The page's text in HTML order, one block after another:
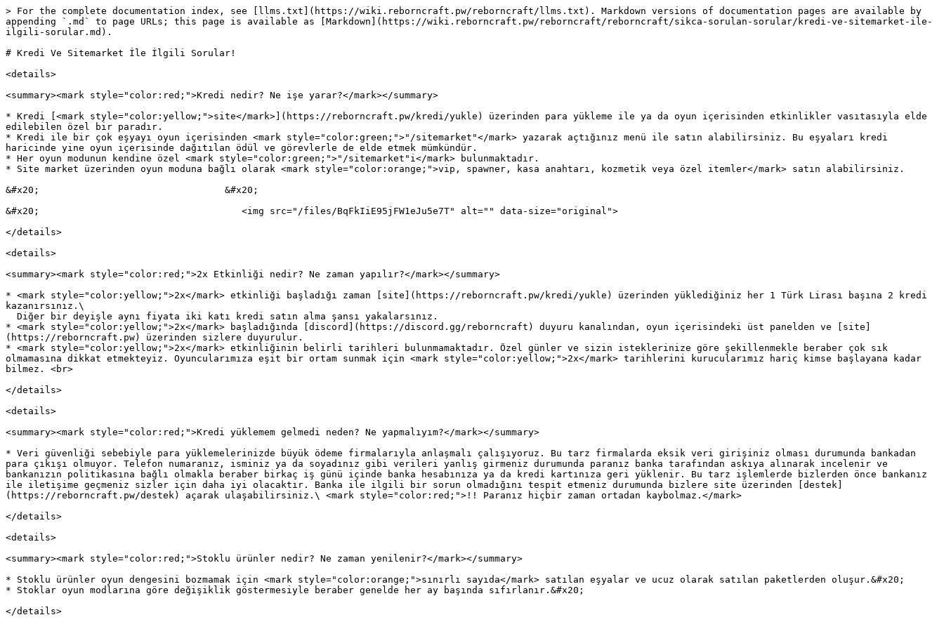
> For the complete documentation index, see [llms.txt](https://wiki.reborncraft.pw/reborncraft/llms.txt). Markdown versions of documentation pages are available by
appending `.md` to page URLs; this page is available as [Markdown](https://wiki.reborncraft.pw/reborncraft/reborncraft/sikca-sorulan-sorular/kredi-ve-sitemarket-ile-
ilgili-sorular.md).
# Kredi Ve Sitemarket İle İlgili Sorular!
<details>
<summary><mark style="color:red;">Kredi nedir? Ne işe yarar?</mark></summary>
* Kredi [<mark style="color:yellow;">site</mark>](https://reborncraft.pw/kredi/yukle) üzerinden para yükleme ile ya da oyun içerisinden etkinlikler vasıtasıyla elde
edilebilen özel bir paradır.
* Kredi ile bir çok eşyayı oyun içerisinden <mark style="color:green;">"/sitemarket"</mark> yazarak açtığınız menü ile satın alabilirsiniz. Bu eşyaları kredi
haricinde yine oyun içerisinde dağıtılan ödül ve görevlerle de elde etmek mümkündür.
* Her oyun modunun kendine özel <mark style="color:green;">"/sitemarket"i</mark> bulunmaktadır.
* Site market üzerinden oyun moduna bağlı olarak <mark style="color:orange;">vip, spawner, kasa anahtarı, kozmetik veya özel itemler</mark> satın alabilirsiniz.
&#x20;                                 &#x20;
&#x20;                                    <img src="/files/BqFkIiE95jFW1eJu5e7T" alt="" data-size="original">
</details>
<details>
<summary><mark style="color:red;">2x Etkinliği nedir? Ne zaman yapılır?</mark></summary>
* <mark style="color:yellow;">2x</mark> etkinliği başladığı zaman [site](https://reborncraft.pw/kredi/yukle) üzerinden yüklediğiniz her 1 Türk Lirası başına 2 kredi
kazanırsınız.\
* <mark style="color:yellow;">2x</mark> başladığında [discord](https://discord.gg/reborncraft) duyuru kanalından, oyun içerisindeki üst panelden ve [site]
(https://reborncraft.pw) üzerinden sizlere duyurulur.
* <mark style="color:yellow;">2x</mark> etkinliğinin belirli tarihleri bulunmamaktadır. Özel günler ve sizin isteklerinize göre şekillenmekle beraber çok sık
olmamasına dikkat etmekteyiz. Oyuncularımıza eşit bir ortam sunmak için <mark style="color:yellow;">2x</mark> tarihlerini kurucularımız hariç kimse başlayana kadar
bilmez. <br>
</details>
<details>
<summary><mark style="color:red;">Kredi yüklemem gelmedi neden? Ne yapmalıyım?</mark></summary>
* Veri güvenliği sebebiyle para yüklemelerinizde büyük ödeme firmalarıyla anlaşmalı çalışıyoruz. Bu tarz firmalarda eksik veri girişiniz olması durumunda bankadan
para çıkışı olmuyor. Telefon numaranız, isminiz ya da soyadınız gibi verileri yanlış girmeniz durumunda paranız banka tarafından askıya alınarak incelenir ve
bankanızın politikasına bağlı olmakla beraber birkaç iş günü içinde banka hesabınıza ya da kredi kartınıza geri yüklenir. Bu tarz işlemlerde bizlerden önce bankanız
ile iletişime geçmeniz sizler için daha iyi olacaktır. Banka ile ilgili bir sorun olmadığını tespit etmeniz durumunda bizlere site üzerinden [destek]
(https://reborncraft.pw/destek) açarak ulaşabilirsiniz.\ <mark style="color:red;">!! Paranız hiçbir zaman ortadan kaybolmaz.</mark>
</details>
<details>
<summary><mark style="color:red;">Stoklu ürünler nedir? Ne zaman yenilenir?</mark></summary>
* Stoklu ürünler oyun dengesini bozmamak için <mark style="color:orange;">sınırlı sayıda</mark> satılan eşyalar ve ucuz olarak satılan paketlerden oluşur.&#x20;
* Stoklar oyun modlarına göre değişiklik göstermesiyle beraber genelde her ay başında sıfırlanır.&#x20;